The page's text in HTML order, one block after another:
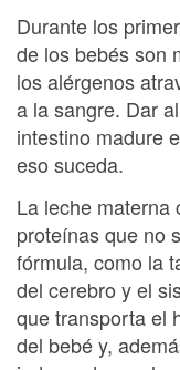
Durante los
de los bebés son
los alérgenos
a la sangre. Dar
intestino madure
eso suceda.
La leche materna
proteínas que no
fórmula, como la
del cerebro y el
que transporta el
del bebé y,